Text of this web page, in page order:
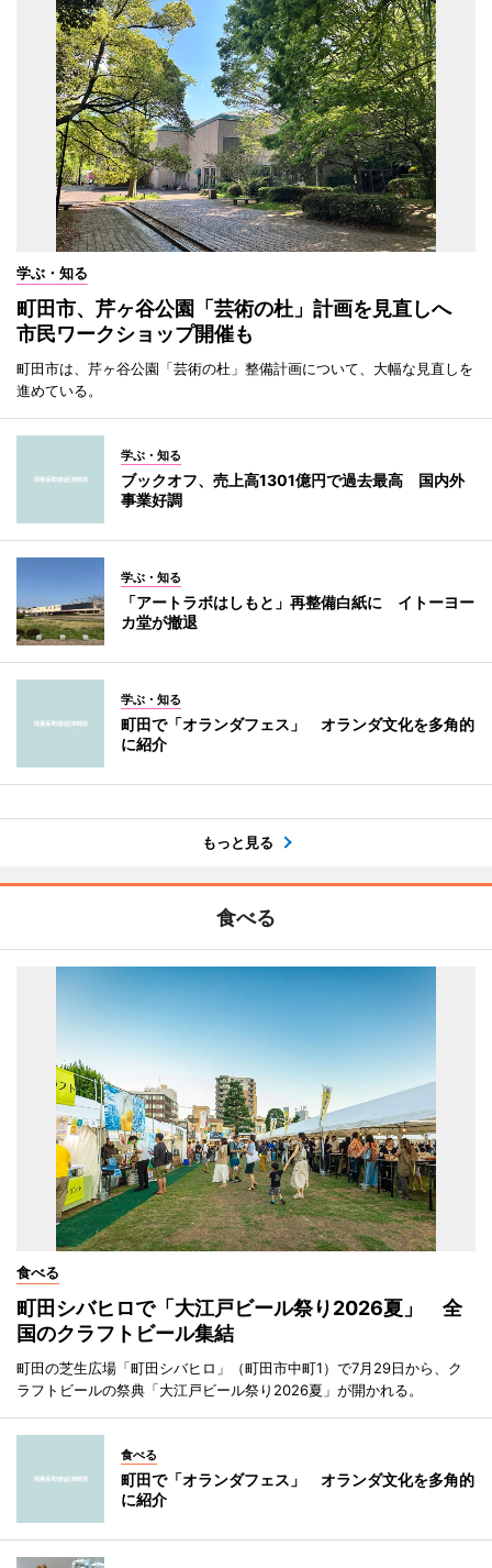
学ぶ・知る
町田市、芹ヶ谷公園「芸術の杜」計画を見直しへ
市民ワークショップ開催も
町田市は、芹ヶ谷公園「芸術の杜」整備計画について、大幅な見直しを
進めている。
学ぶ・知る
ブックオフ、売上高1301億円で過去最高 国内外
事業好調
学ぶ・知る
「アートラボはしもと」再整備白紙に イトーヨー
カ堂が撤退
学ぶ・知る
町田で「オランダフェス」 オランダ文化を多角的
に紹介
もっと見る
食べる
食べる
町田シバヒロで「大江戸ビール祭り2026夏」 全
国のクラフトビール集結
町田の芝生広場「町田シバヒロ」（町田市中町1）で7月29日から、ク
ラフトビールの祭典「大江戸ビール祭り2026夏」が開かれる。
食べる
町田で「オランダフェス」 オランダ文化を多角的
に紹介